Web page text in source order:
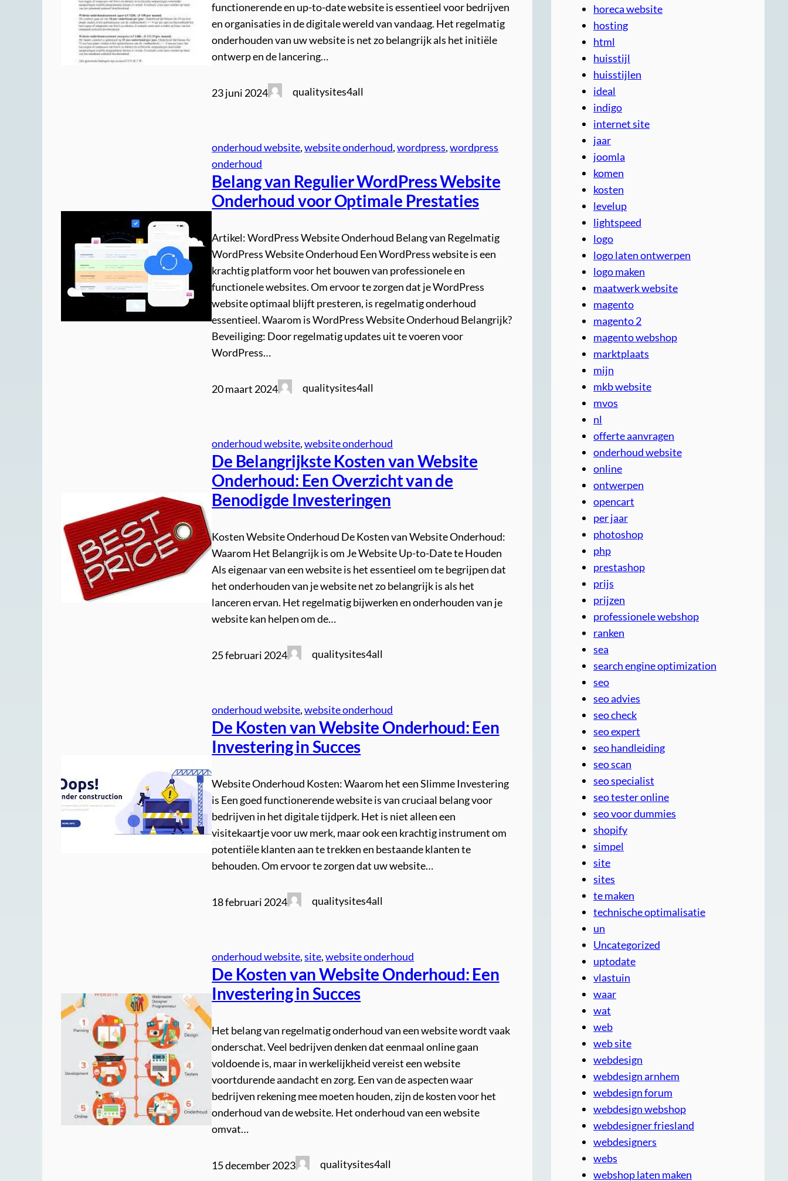
functionerende en up-to-date website is essentieel voor bedrijven
en organisaties in de digitale wereld van vandaag. Het regelmatig
onderhouden van uw website is net zo belangrijk als het initiële
ontwerp en de lancering…
23 juni 2024 qualitysites4all
onderhoud website, website onderhoud, wordpress, wordpress
onderhoud
Belang van Regulier WordPress Website
Onderhoud voor Optimale Prestaties
Artikel: WordPress Website Onderhoud Belang van Regelmatig
WordPress Website Onderhoud Een WordPress website is een
krachtig platform voor het bouwen van professionele en
functionele websites. Om ervoor te zorgen dat je WordPress
website optimaal blijft presteren, is regelmatig onderhoud
essentieel. Waarom is WordPress Website Onderhoud Belangrijk?
Beveiliging: Door regelmatig updates uit te voeren voor
WordPress…
20 maart 2024 qualitysites4all
onderhoud website, website onderhoud
De Belangrijkste Kosten van Website
Onderhoud: Een Overzicht van de
Benodigde Investeringen
Kosten Website Onderhoud De Kosten van Website Onderhoud:
Waarom Het Belangrijk is om Je Website Up-to-Date te Houden
Als eigenaar van een website is het essentieel om te begrijpen dat
het onderhouden van je website net zo belangrijk is als het
lanceren ervan. Het regelmatig bijwerken en onderhouden van je
website kan helpen om de…
25 februari 2024 qualitysites4all
onderhoud website, website onderhoud
De Kosten van Website Onderhoud: Een
Investering in Succes
Website Onderhoud Kosten: Waarom het een Slimme Investering
is Een goed functionerende website is van cruciaal belang voor
bedrijven in het digitale tijdperk. Het is niet alleen een
visitekaartje voor uw merk, maar ook een krachtig instrument om
potentiële klanten aan te trekken en bestaande klanten te
behouden. Om ervoor te zorgen dat uw website…
18 februari 2024 qualitysites4all
onderhoud website, site, website onderhoud
De Kosten van Website Onderhoud: Een
Investering in Succes
Het belang van regelmatig onderhoud van een website wordt vaak
onderschat. Veel bedrijven denken dat eenmaal online gaan
voldoende is, maar in werkelijkheid vereist een website
voortdurende aandacht en zorg. Een van de aspecten waar
bedrijven rekening mee moeten houden, zijn de kosten voor het
onderhoud van de website. Het onderhoud van een website
omvat…
15 december 2023 qualitysites4all
horeca website
hosting
html
huisstijl
huisstijlen
ideal
indigo
internet site
jaar
joomla
komen
kosten
levelup
lightspeed
logo
logo laten ontwerpen
logo maken
maatwerk website
magento
magento 2
magento webshop
marktplaats
mijn
mkb website
mvos
nl
offerte aanvragen
onderhoud website
online
ontwerpen
opencart
per jaar
photoshop
php
prestashop
prijs
prijzen
professionele webshop
ranken
sea
search engine optimization
seo
seo advies
seo check
seo expert
seo handleiding
seo scan
seo specialist
seo tester online
seo voor dummies
shopify
simpel
site
sites
te maken
technische optimalisatie
un
Uncategorized
uptodate
vlastuin
waar
wat
web
web site
webdesign
webdesign arnhem
webdesign forum
webdesign webshop
webdesigner friesland
webdesigners
webs
webshop laten maken